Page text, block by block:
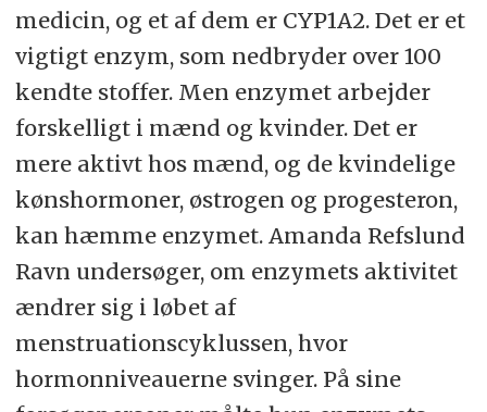
medicin, og et af dem er CYP1A2. Det er et
vigtigt enzym, som nedbryder over 100
kendte stoffer. Men enzymet arbejder
forskelligt i mænd og kvinder. Det er
mere aktivt hos mænd, og de kvindelige
kønshormoner, østrogen og progesteron,
kan hæmme enzymet. Amanda Refslund
Ravn undersøger, om enzymets aktivitet
ændrer sig i løbet af
menstruationscyklussen, hvor
hormonniveauerne svinger. På sine